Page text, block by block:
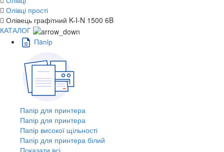
Олівці прості
Олівець графітний K-I-N 1500 6B
КАТАЛОГ
Пaпiр
Папір для принтера
Папір для принтера
Папір високої щільності
Папір для принтера білий
Показати всі